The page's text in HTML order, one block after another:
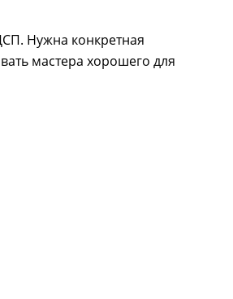
Нужна конкретная
мастера хорошего для